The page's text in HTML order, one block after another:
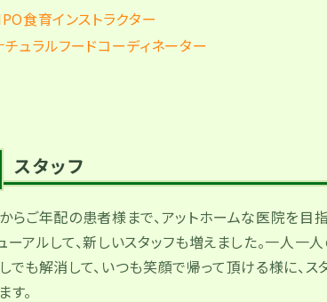
食育インストラクター
チュラルフードコーディネーター
スタッフ
らご年配の患者様まで、アットホームな医院を目
ーアルして、新しいスタッフも増えました。一人一
でも解消して、いつも笑顔で帰って頂ける様に、ス
す。